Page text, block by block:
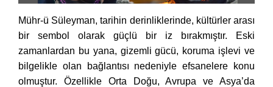
Mühr-ü Süleyman, tarihin derinliklerinde, kültürler arası
bir sembol olarak güçlü bir iz bırakmıştır. Eski
zamanlardan bu yana, gizemli gücü, koruma işlevi ve
bilgelikle olan bağlantısı nedeniyle efsanelere konu
olmuştur. Özellikle Orta Doğu, Avrupa ve Asya’da